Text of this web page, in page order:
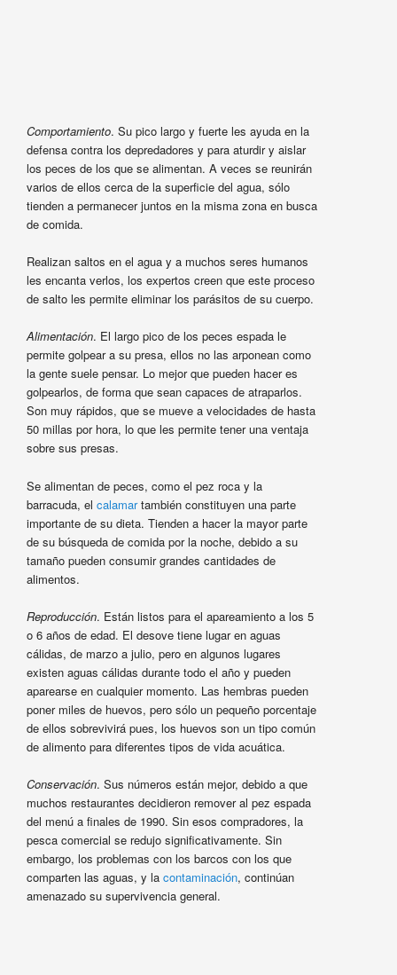
Comportamiento. Su pico largo y fuerte les ayuda en la
defensa contra los depredadores y para aturdir y aislar
los peces de los que se alimentan. A veces se reunirán
varios de ellos cerca de la superficie del agua, sólo
tienden a permanecer juntos en la misma zona en busca
de comida.
Realizan saltos en el agua y a muchos seres humanos
les encanta verlos, los expertos creen que este proceso
de salto les permite eliminar los parásitos de su cuerpo.
Alimentación. El largo pico de los peces espada le
permite golpear a su presa, ellos no las arponean como
la gente suele pensar. Lo mejor que pueden hacer es
golpearlos, de forma que sean capaces de atraparlos.
Son muy rápidos, que se mueve a velocidades de hasta
50 millas por hora, lo que les permite tener una ventaja
sobre sus presas.
Se alimentan de peces, como el pez roca y la
barracuda, el calamartambién constituyen una parte
importante de su dieta. Tienden a hacer la mayor parte
de su búsqueda de comida por la noche, debido a su
tamaño pueden consumir grandes cantidades de
alimentos.
Reproducción. Están listos para el apareamiento a los 5
o 6 años de edad. El desove tiene lugar en aguas
cálidas, de marzo a julio, pero en algunos lugares
existen aguas cálidas durante todo el año y pueden
aparearse en cualquier momento. Las hembras pueden
poner miles de huevos, pero sólo un pequeño porcentaje
de ellos sobrevivirá pues, los huevos son un tipo común
de alimento para diferentes tipos de vida acuática.
Conservación. Sus números están mejor, debido a que
muchos restaurantes decidieron remover al pez espada
del menú a finales de 1990. Sin esos compradores, la
pesca comercial se redujo significativamente. Sin
embargo, los problemas con los barcos con los que
comparten las aguas, y la contaminación, continúan
amenazado su supervivencia general.